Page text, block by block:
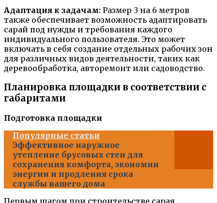
Адаптация к задачам: Размер 3 на 6 метров
также обеспечивает возможность адаптировать
сарай под нужды и требования каждого
индивидуального пользователя. Это может
включать в себя создание отдельных рабочих зон
для различных видов деятельности, таких как
деревообработка, авторемонт или садоводство.
Планировка площадки в соответствии с
габаритами
Подготовка площадки
Популярные статьи
Эффективное наружное
утепление брусовых стен для
сохранения комфорта, экономии
энергии и продления срока
службы вашего дома